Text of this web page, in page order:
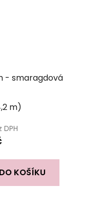
- smaragdová
m)
DPH
DO KOŠÍKU